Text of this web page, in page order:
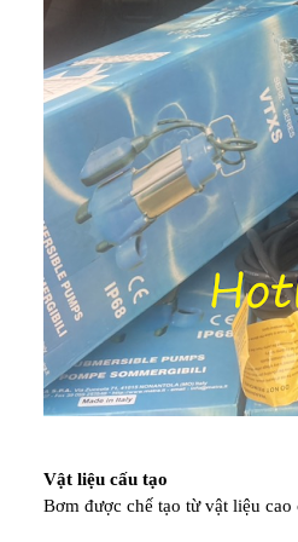
Vật liệu cấu tạo
Bơm được chế tạo từ vật liệu cao